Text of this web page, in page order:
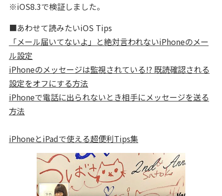
※iOS8.3で検証しました。
■あわせて読みたいiOS Tips
「メール届いてないよ」と絶対言われないiPhoneのメー
ル設定
iPhoneのメッセージは監視されている!? 既読確認される
設定をオフにする方法
iPhoneで電話に出られないとき相手にメッセージを送る
方法
iPhoneとiPadで使える超便利Tips集